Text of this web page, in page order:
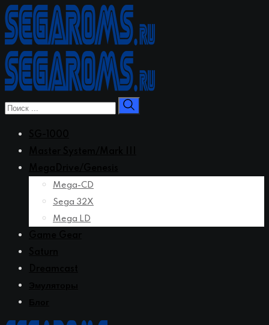
Перейти
к
контенту
Mega-CD
Sega 32X
Mega LD